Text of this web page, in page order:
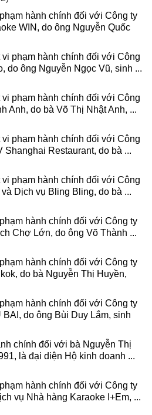
hành chính đối với Công ty
WIN, do ông Nguyễn Quốc
phạm hành chính đối với Công
do ông Nguyễn Ngọc Vũ, sinh ...
phạm hành chính đối với Công
Anh, do bà Võ Thị Nhật Anh, ...
phạm hành chính đối với Công
Shanghai Restaurant, do bà ...
phạm hành chính đối với Công
Dịch vụ Bling Bling, do bà ...
hành chính đối với Công ty
Chợ Lớn, do ông Võ Thành ...
hành chính đối với Công ty
do bà Nguyễn Thị Huyền,
hành chính đối với Công ty
do ông Bùi Duy Lắm, sinh
chính đối với bà Nguyễn Thị
là đại diện Hộ kinh doanh ...
hành chính đối với Công ty
vụ Nhà hàng Karaoke I+Em, ...